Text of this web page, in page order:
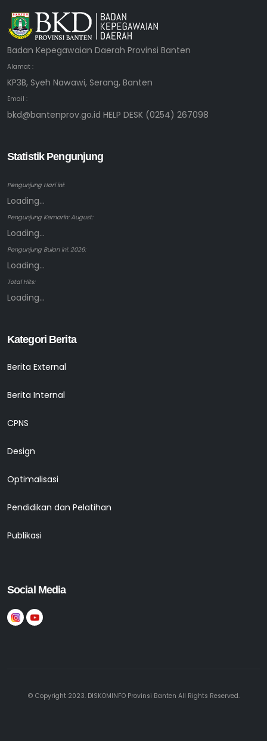
Badan Kepegawaian Daerah Provinsi Banten
Alamat :
KP3B, Syeh Nawawi, Serang, Banten
Email :
bkd@bantenprov.go.id HELP DESK (0254) 267098
Statistik Pengunjung
Pengunjung Hari ini:
Loading...
Pengunjung Kemarin: August:
Loading...
Pengunjung Bulan ini: 2026:
Loading...
Total Hits:
Loading...
Kategori Berita
Berita External
Berita Internal
CPNS
Design
Optimalisasi
Pendidikan dan Pelatihan
Publikasi
Social Media
© Copyright 2023. DISKOMINFO Provinsi Banten All Rights Reserved.